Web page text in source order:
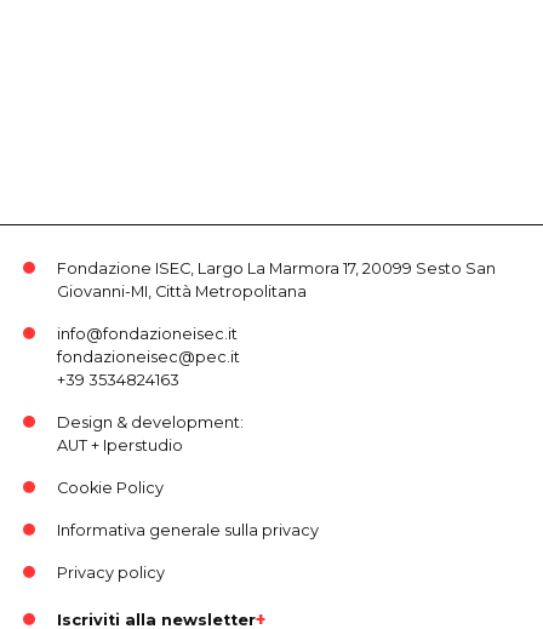
Fondazione ISEC, Largo La Marmora 17, 20099 Sesto San
Giovanni-MI, Città Metropolitana
info@fondazioneisec.it
fondazioneisec@pec.it
+39 3534824163
Design & development:
AUT+ Iperstudio
Cookie Policy
Informativa generale sulla privacy
Privacy policy
Iscriviti alla newsletter